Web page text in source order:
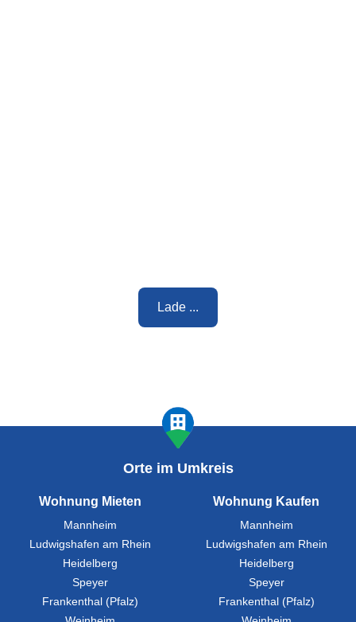
Lade ...
Orte im Umkreis
Wohnung Mieten
Mannheim
Ludwigshafen am Rhein
Heidelberg
Speyer
Frankenthal (Pfalz)
Wohnung Kaufen
Mannheim
Ludwigshafen am Rhein
Heidelberg
Speyer
Frankenthal (Pfalz)